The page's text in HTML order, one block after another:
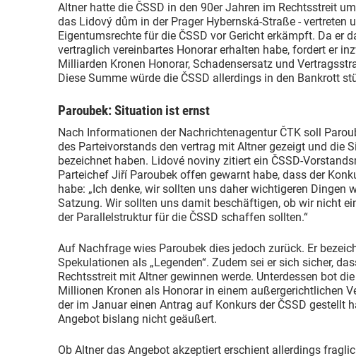
Altner hatte die ČSSD in den 90er Jahren im Rechtsstreit
das Lidový dům in der Prager Hybernská-Straße - vertreten
Eigentumsrechte für die ČSSD vor Gericht erkämpft. Da er
vertraglich vereinbartes Honorar erhalten habe, fordert er
Milliarden Kronen Honorar, Schadensersatz und
Diese Summe würde die ČSSD allerdings in den Bankrott
Paroubek: Situation ist ernst
Nach Informationen der Nachrichtenagentur ČTK soll
des Parteivorstands den vertrag mit Altner gezeigt und die
bezeichnet haben. Lidové noviny zitiert ein ČSSD-
Parteichef Jiří Paroubek offen gewarnt habe, dass der
habe: „Ich denke, wir sollten uns daher wichtigeren Dingen
Satzung. Wir sollten uns damit beschäftigen, ob wir nicht
der Parallelstruktur für die ČSSD schaffen sollten.“
Auf Nachfrage wies Paroubek dies jedoch zurück. Er
Spekulationen als „Legenden“. Zudem sei er sich sicher,
Rechtsstreit mit Altner gewinnen werde. Unterdessen bot
Millionen Kronen als Honorar in einem außergerichtlichen
der im Januar einen Antrag auf Konkurs der ČSSD gestellt
Angebot bislang nicht geäußert.
Ob Altner das Angebot akzeptiert erschient allerdings